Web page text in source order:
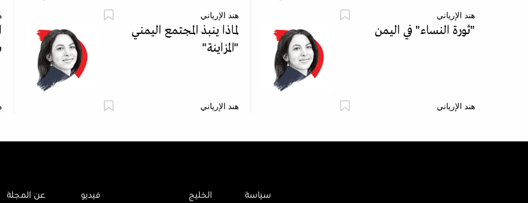
هند الإرياني هند الإرياني
"ثورة النساء" في اليمن
هند الإرياني
لماذا ينبذ المجتمع اليمني
"المزاينة"
هند الإرياني
سياسة الخليج فيديو عن المجلة